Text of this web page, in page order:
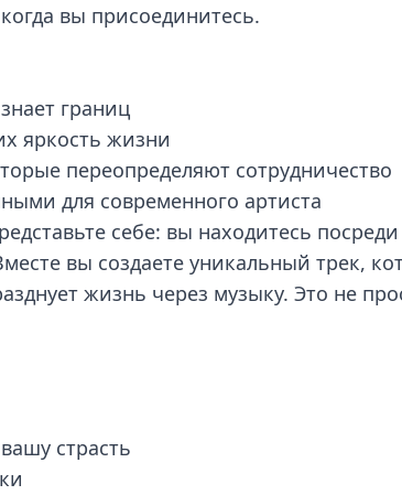
вы присоединитесь.
границ
яркость жизни
переопределяют сотрудничество
для современного артиста
себе: вы находитесь
вы создаете уникальный трек,
жизнь через музыку. Это не
страсть